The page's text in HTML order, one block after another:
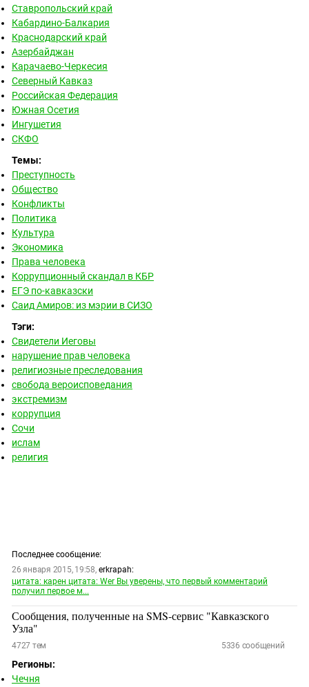
Ставропольский край
Кабардино-Балкария
Краснодарский край
Азербайджан
Карачаево-Черкесия
Северный Кавказ
Российская Федерация
Южная Осетия
Ингушетия
СКФО
Темы:
Преступность
Общество
Конфликты
Политика
Культура
Экономика
Права человека
Коррупционный скандал в КБР
ЕГЭ по-кавказски
Саид Амиров: из мэрии в СИЗО
Тэги:
Свидетели Иеговы
нарушение прав человека
религиозные преследования
свобода вероисповедания
экстремизм
коррупция
Сочи
ислам
религия
Последнее сообщение:
26 января 2015, 19:58, erkrapah:
цитата: карен цитата: Wer Вы уверены, что первый комментарий
получил первое м...
Сообщения, полученные на SMS-сервис "Кавказского
Узла"
4727 тем 5336 сообщений
Регионы:
Чечня